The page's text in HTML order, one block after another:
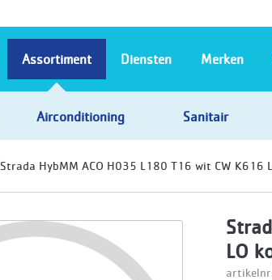
Assortiment
Airconditioning Sanitair
Diensten Merken
Strada HybMM ACO H035 L180 T16 wit CW K616
LO